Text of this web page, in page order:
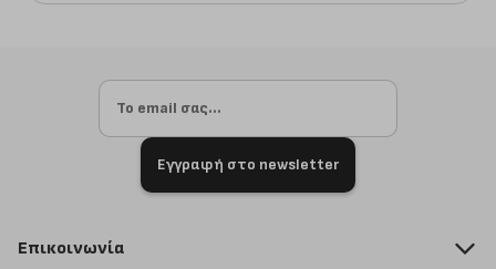
Εγγραφή στο newsletter
Επικοινωνία